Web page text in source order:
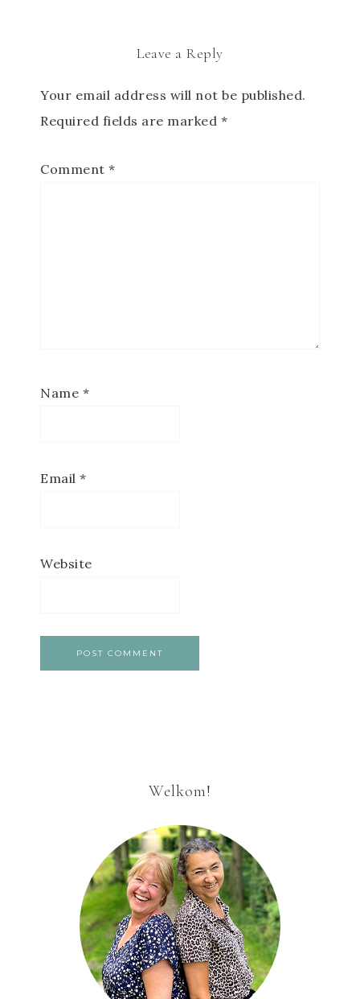
Leave a Reply
Your email address will not be published.
Required fields are marked *
Comment *
Name *
Email *
Website
Welkom!